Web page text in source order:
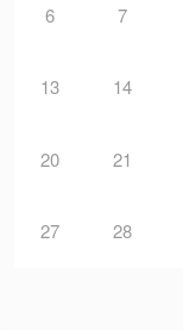
6 7
13 14
20 21
27 28